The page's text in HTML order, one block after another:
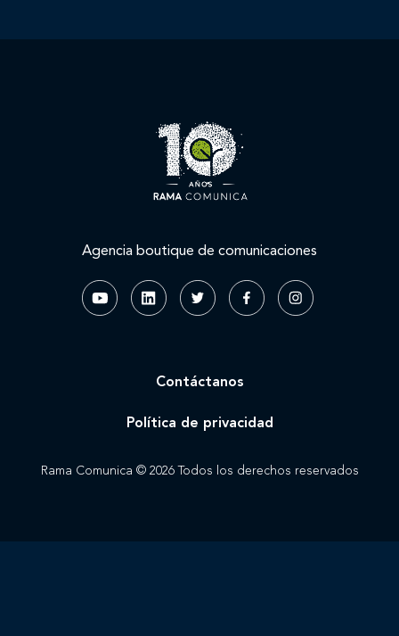
Agencia boutique de comunicaciones
Rama Comunica © 2026 Todos los derechos reservados
Contáctanos
Política de privacidad